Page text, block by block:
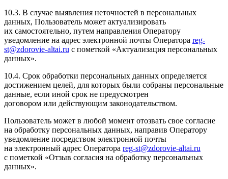
10.3. В случае выявления неточностей в персональных
данных, Пользователь может актуализировать
их самостоятельно, путем направления Оператору
уведомление на адрес электронной почты Оператора reg-
st@zdorovie-altai.ru с пометкой «Актуализация персональных
данных».
10.4. Срок обработки персональных данных определяется
достижением целей, для которых были собраны персональные
данные, если иной срок не предусмотрен
договором или действующим законодательством.
Пользователь может в любой момент отозвать свое согласие
на обработку персональных данных, направив Оператору
уведомление посредством электронной почты
на электронный адрес Оператора reg-st@zdorovie-altai.ru
с пометкой «Отзыв согласия на обработку персональных
данных».